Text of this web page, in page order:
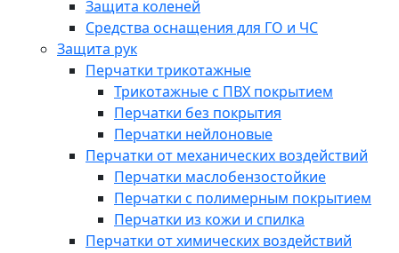
Защита коленей
Средства оснащения для ГО и ЧС
Защита рук
Перчатки трикотажные
Трикотажные с ПВХ покрытием
Перчатки без покрытия
Перчатки нейлоновые
Перчатки от механических воздействий
Перчатки маслобензостойкие
Перчатки с полимерным покрытием
Перчатки из кожи и спилка
Перчатки от химических воздействий